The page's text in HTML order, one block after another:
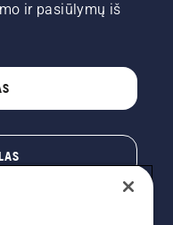
ir pasiūlymų iš